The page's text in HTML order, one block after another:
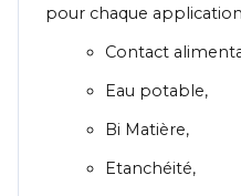
pour chaque
Contact
Eau potable,
Bi Matière,
Etanchéité,